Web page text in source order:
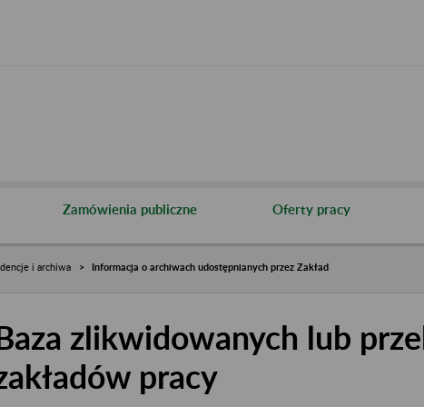
Zamówienia publiczne Oferty pracy
i archiwa Informacja o archiwach udostępnianych przez Zakład
zlikwidowanych lub
pracy